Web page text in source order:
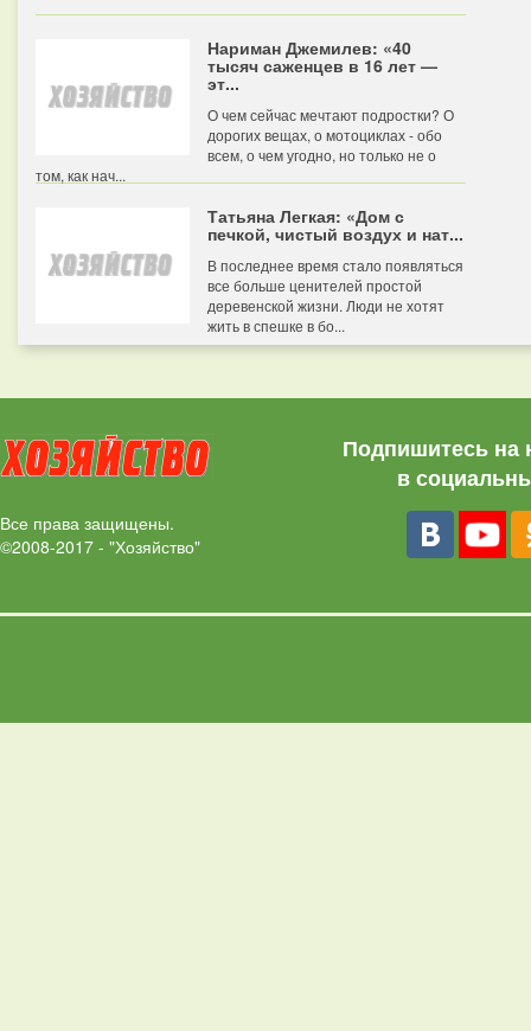
Нариман Джемилев: «40
тысяч саженцев в 16 лет —
эт...
О чем сейчас мечтают подростки? О
дорогих вещах, о мотоциклах - обо
всем, о чем угодно, но только не о
том, как нач...
Татьяна Легкая: «Дом с
печкой, чистый воздух и нат...
В последнее время стало появляться
все больше ценителей простой
деревенской жизни. Люди не хотят
жить в спешке в бо...
Все права защищены.
©2008-2017 - "Хозяйство"
Подпишитесь на
в